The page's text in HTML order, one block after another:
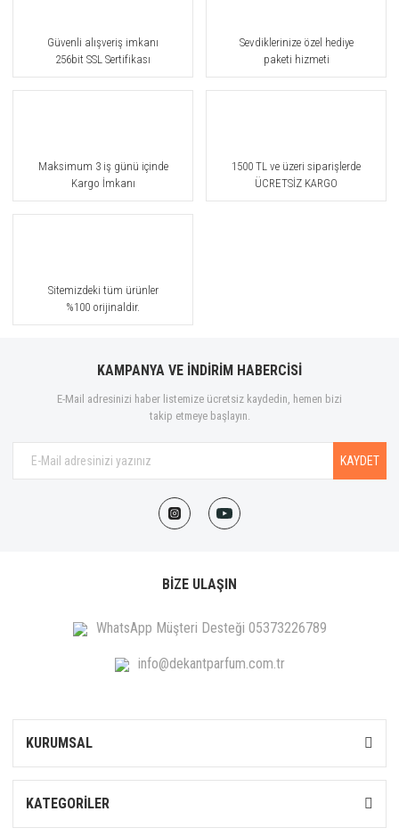
Güvenli alışveriş imkanı
256bit SSL Sertifikası
Sevdiklerinize özel hediye
paketi hizmeti
Maksimum 3 iş günü içinde
Kargo İmkanı
1500 TL ve üzeri siparişlerde
ÜCRETSİZ KARGO
Sitemizdeki tüm ürünler
%100 orijinaldir.
KAMPANYA VE İNDİRİM HABERCİSİ
E-Mail adresinizi haber listemize ücretsiz kaydedin, hemen bizi
takip etmeye başlayın.
KAYDET
BİZE ULAŞIN
WhatsApp Müşteri Desteği 05373226789
info@dekantparfum.com.tr
KURUMSAL
KATEGORİLER